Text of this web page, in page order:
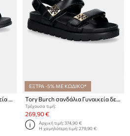
Tory Burch σαγιονάρες Γυναικεία Mellow Buckle Slide
ΕΞΤΡΑ -5% ΜΕ ΚΩΔΙΚΟ*
Tory Burch σανδάλια Γυναικεία δερμάτινα Mellow Sport Sandal
Τρέχουσα τιμή:
269,90 €
Αρχική τιμή:374,90 €
Η χαμηλότερη τιμή:279,90 €